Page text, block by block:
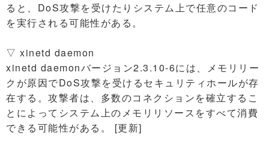
ると、DoS攻撃を受けたりシステム上で任意のコード
を実行される可能性がある。
▽ xinetd daemon
xinetd daemonバージョン2.3.10-6には、メモリリー
クが原因でDoS攻撃を受けるセキュリティホールが存
在する。攻撃者は、多数のコネクションを確立するこ
とによってシステム上のメモリリソースをすべて消費
できる可能性がある。 [更新]